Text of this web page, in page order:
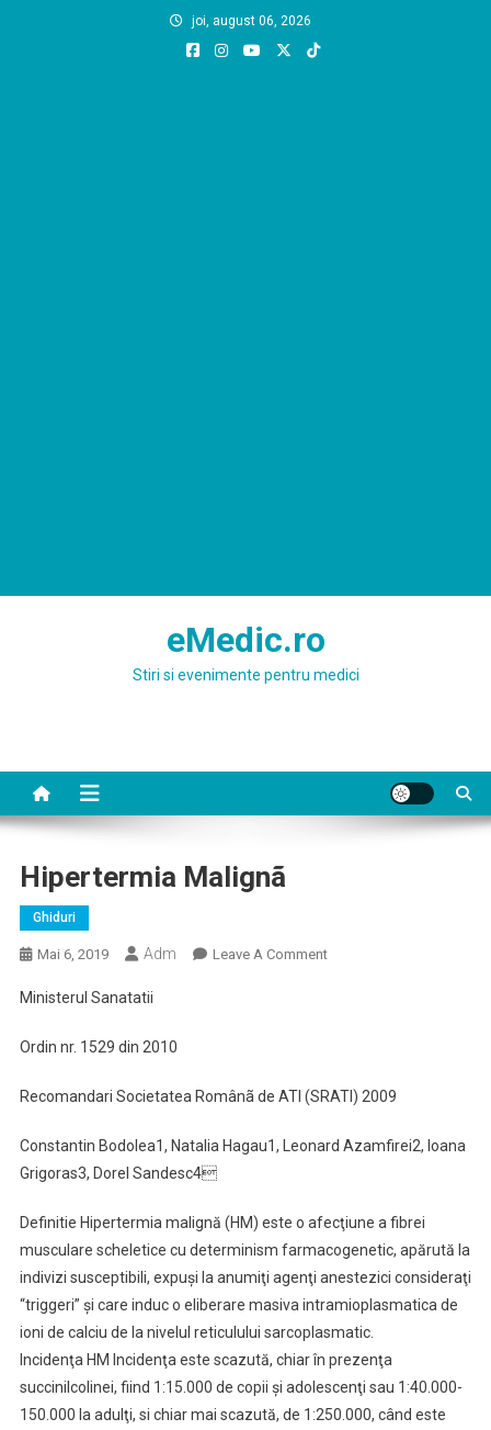
joi, august 06, 2026
eMedic.ro
Stiri si evenimente pentru medici
Hipertermia Malignã
Ghiduri
Mai 6, 2019 Adm Leave A CommentOn
Ministerul Sanatatii
Ordin nr. 1529 din 2010
Recomandari Societatea Românã de ATI (SRATI) 2009
Constantin Bodolea1, Natalia Hagau1, Leonard Azamfirei2, Ioana
Grigoras3, Dorel Sandesc4
Definitie Hipertermia malignă (HM) este o afecţiune a fibrei
musculare scheletice cu determinism farmacogenetic, apărută la
indivizi susceptibili, expuşi la anumiţi agenţi anestezici consideraţi
“triggeri” şi care induc o eliberare masiva intramioplasmatica de
ioni de calciu de la nivelul reticulului sarcoplasmatic.
Incidenţa HM Incidenţa este scazută, chiar în prezenţa
succinilcolinei, fiind 1:15.000 de copii şi adolescenţi sau 1:40.000-
150.000 la adulţi, si chiar mai scazută, de 1:250.000, când este